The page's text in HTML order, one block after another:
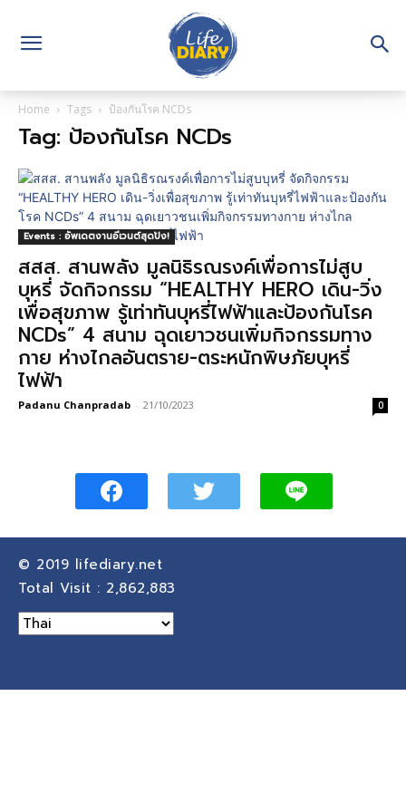
Home Tags ป้องกันโรค NCDs
Tag: ป้องกันโรค NCDs
Events : อัพเดตงานอีเวนต์สุดปัง!
สสส. สานพลัง มูลนิธิรณรงค์เพื่อการไม่สูบ
บุหรี่ จัดกิจกรรม “HEALTHY HERO เดิน-วิ่ง
เพื่อสุขภาพ รู้เท่าทันบุหรี่ไฟฟ้าและป้องกันโรค
NCDs” 4 สนาม ฉุดเยาวชนเพิ่มกิจกรรมทาง
กาย ห่างไกลอันตราย-ตระหนักพิษภัยบุหรี่
ไฟฟ้า
Padanu Chanpradab - 21/10/2023 0
© 2019 lifediary.net
Total Visit : 2,862,883